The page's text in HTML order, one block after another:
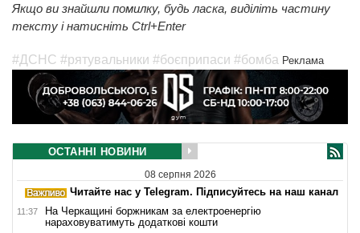
Якщо ви знайшли помилку, будь ласка, виділіть частину
тексту і натисніть Ctrl+Enter
#ДСНС #рятувальники #боєприпаси #бомба Реклама
ОСТАННІ НОВИНИ
08 серпня 2026
Читайте нас у Telegram. Підписуйтесь на наш канал
11:37
На Черкащині боржникам за електроенергію
нараховуватимуть додаткові кошти